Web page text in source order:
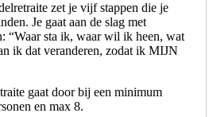
zet je vijf stappen die je
Je gaat aan de slag met
“Waar sta ik, waar wil ik heen, wat
ik dat veranderen, zodat ik MIJN
gaat door bij een minimum
en max 8.